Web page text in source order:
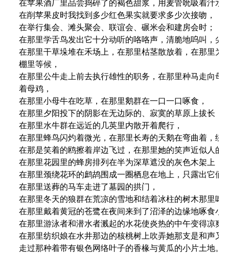
在苹果酒厂里品尝捣碎了的褐色甜浆，用麦管吮吸着汁水
在削苹果皮时我找到多少红色果实就要求多少次接吻，
在举行集会、滩头聚会、联谊会、碾米会和建房会时；
在那里学舌鸟发出它十分动听的咯咯声，清脆地呜叫，尖
在那里干草垛堆在禾场上，在那里枯茎散放着，在那里为
棚里等候，
在那里公牛走上前去执行雄性的职务，在那里种马走向母
着母鸡，
在那里小母牛在吃草，在那里鹅群在一口一口啄食，
在那里夕阳投下的阴影在无边际的、寂寞的草原上拔长，
在那里水牛群在远近的几英里内散开着爬行，
在那里蜂鸟闪灼着微光，在那里长寿的天鹅在弯曲着，绕
在那是笑着的鸥擦着岸边飞过，在那里她的笑声近似人的
在那里花园里的蜂房排列在半为深草遮没的灰色木架上，
在那里颈绕花环的鹧鸪围成一圈栖息在地上，只露出它们
在那里送葬的马车走进了墓园的拱门，
在那里冬天的狼群在荒凉的雪地和结着冰柱的树木那里嗥
在那里戴着黄冠的苍鹭在夜间来到了沼泽的边缘地啄食小
在那里游泳者和潜水者溅起的水花使炎热的中午变得凉爽
在那里纺织娘在水井那边的核桃树上吹弄她那支是和声又
走过那种着带有银色网络叶子的香椽与黄瓜的小片土地。